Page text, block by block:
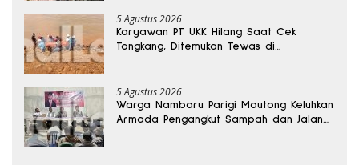
5 Agustus 2026
Karyawan PT UKK Hilang Saat Cek
Tongkang, Ditemukan Tewas di
5 Agustus 2026
Warga Nambaru Parigi Moutong Keluhkan
Armada Pengangkut Sampah dan Jalan